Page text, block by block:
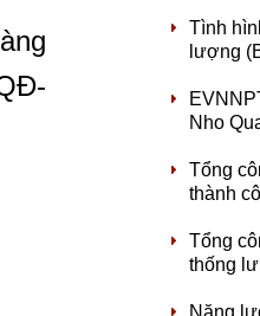
Tình
lượng
Nho
Tổng
thành
Tổng
thống
Năng